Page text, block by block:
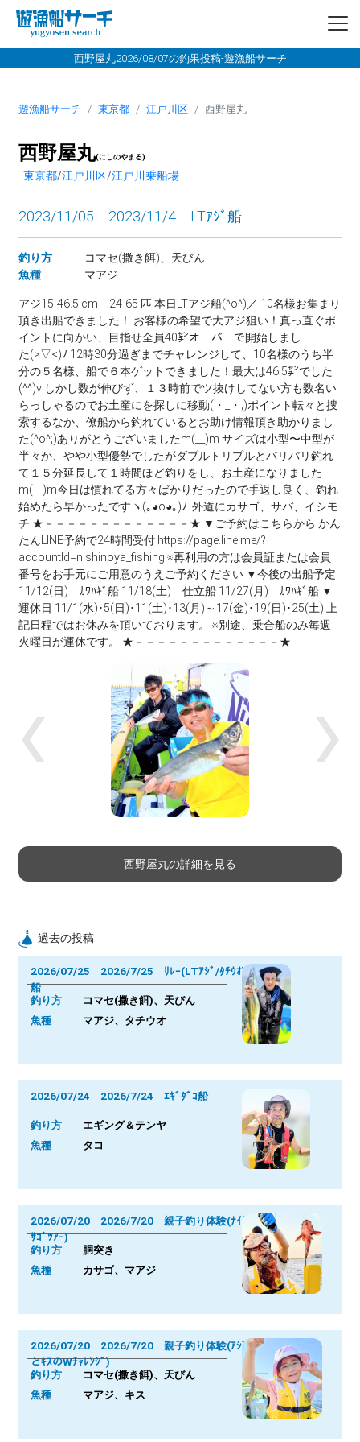
西野屋丸2026/08/07の釣果投稿-遊漁船サーチ
遊漁船サーチ 東京都 江戸川区 西野屋丸
西野屋丸(にしのやまる)
東京都/江戸川区/江戸川乗船場
2023/11/05 2023/11/4 LTｱｼﾞ船
釣り方
コマセ(撒き餌)、天びん
魚種
マアジ
アジ15-46.5 cm 24-65 匹 本日LTアジ船(^o^)／ 10名様お集まり
頂き出船できました！ お客様の希望で大アジ狙い！真っ直ぐポ
イントに向かい、目指せ全員40㌢オーバーで開始しまし
た⁠(⁠>⁠▽⁠<⁠)⁠ﾉ 12時30分過ぎまでチャレンジして、10名様のうち半
分の５名様、船で６本ゲットできました！最大は46.5㌢でした
(^^)v しかし数が伸びず、１３時前でツ抜けしてない方も数名い
らっしゃるのでお土産にを探しに移動(・_・;)ポイント転々と捜
索するなか、僚船から釣れているとお助け情報頂き助かりまし
た(^o^;)ありがとうございましたm(__)m サイズは小型〜中型が
半々か、やや小型優勢でしたがダブルトリプルとバリバリ釣れ
て１５分延長して１時間ほど釣りをし、お土産になりました
m(__)m今日は慣れてる方々ばかりだったので手返し良く、釣れ
始めたら早かったですヽ⁠(⁠｡⁠◕⁠o⁠◕⁠｡⁠)⁠ﾉ⁠. 外道にカサゴ、サバ、イシモ
チ ★－－－－－－－－－－－－－★ ▼ご予約はこちらから かん
たんLINE予約で24時間受付 https://page.line.me/?
accountId=nishinoya_fishing ※再利用の方は会員証または会員
番号をお手元にご用意のうえご予約ください ▼今後の出船予定
11/12(日) ｶﾜﾊｷﾞ船 11/18(土) 仕立船 11/27(月) ｶﾜﾊｷﾞ船 ▼
運休日 11/1(水)･5(日)･11(土)･13(月)～17(金)･19(日)･25(土) 上
記日程ではお休みを頂いております。 ※別途、乗合船のみ毎週
火曜日が運休です。 ★－－－－－－－－－－－－－★
Previous Next
西野屋丸の詳細を見る
過去の投稿
2026/07/25 2026/7/25 ﾘﾚｰ(LTｱｼﾞ/ﾀﾁｳｵ)
船
釣り方
コマセ(撒き餌)、天びん
魚種 マアジ、タチウオ
2026/07/24 2026/7/24 ｴｷﾞﾀﾞｺ船
釣り方 エギング＆テンヤ
魚種 タコ
2026/07/20 2026/7/20 親子釣り体験(ﾅｲﾄｶ
ｻｺﾞﾂｱｰ)
釣り方 胴突き
魚種 カサゴ、マアジ
2026/07/20 2026/7/20 親子釣り体験(ｱｼﾞ
とｷｽのWﾁｬﾚﾝｼﾞ)
釣り方
コマセ(撒き餌)、天びん
魚種 マアジ、キス